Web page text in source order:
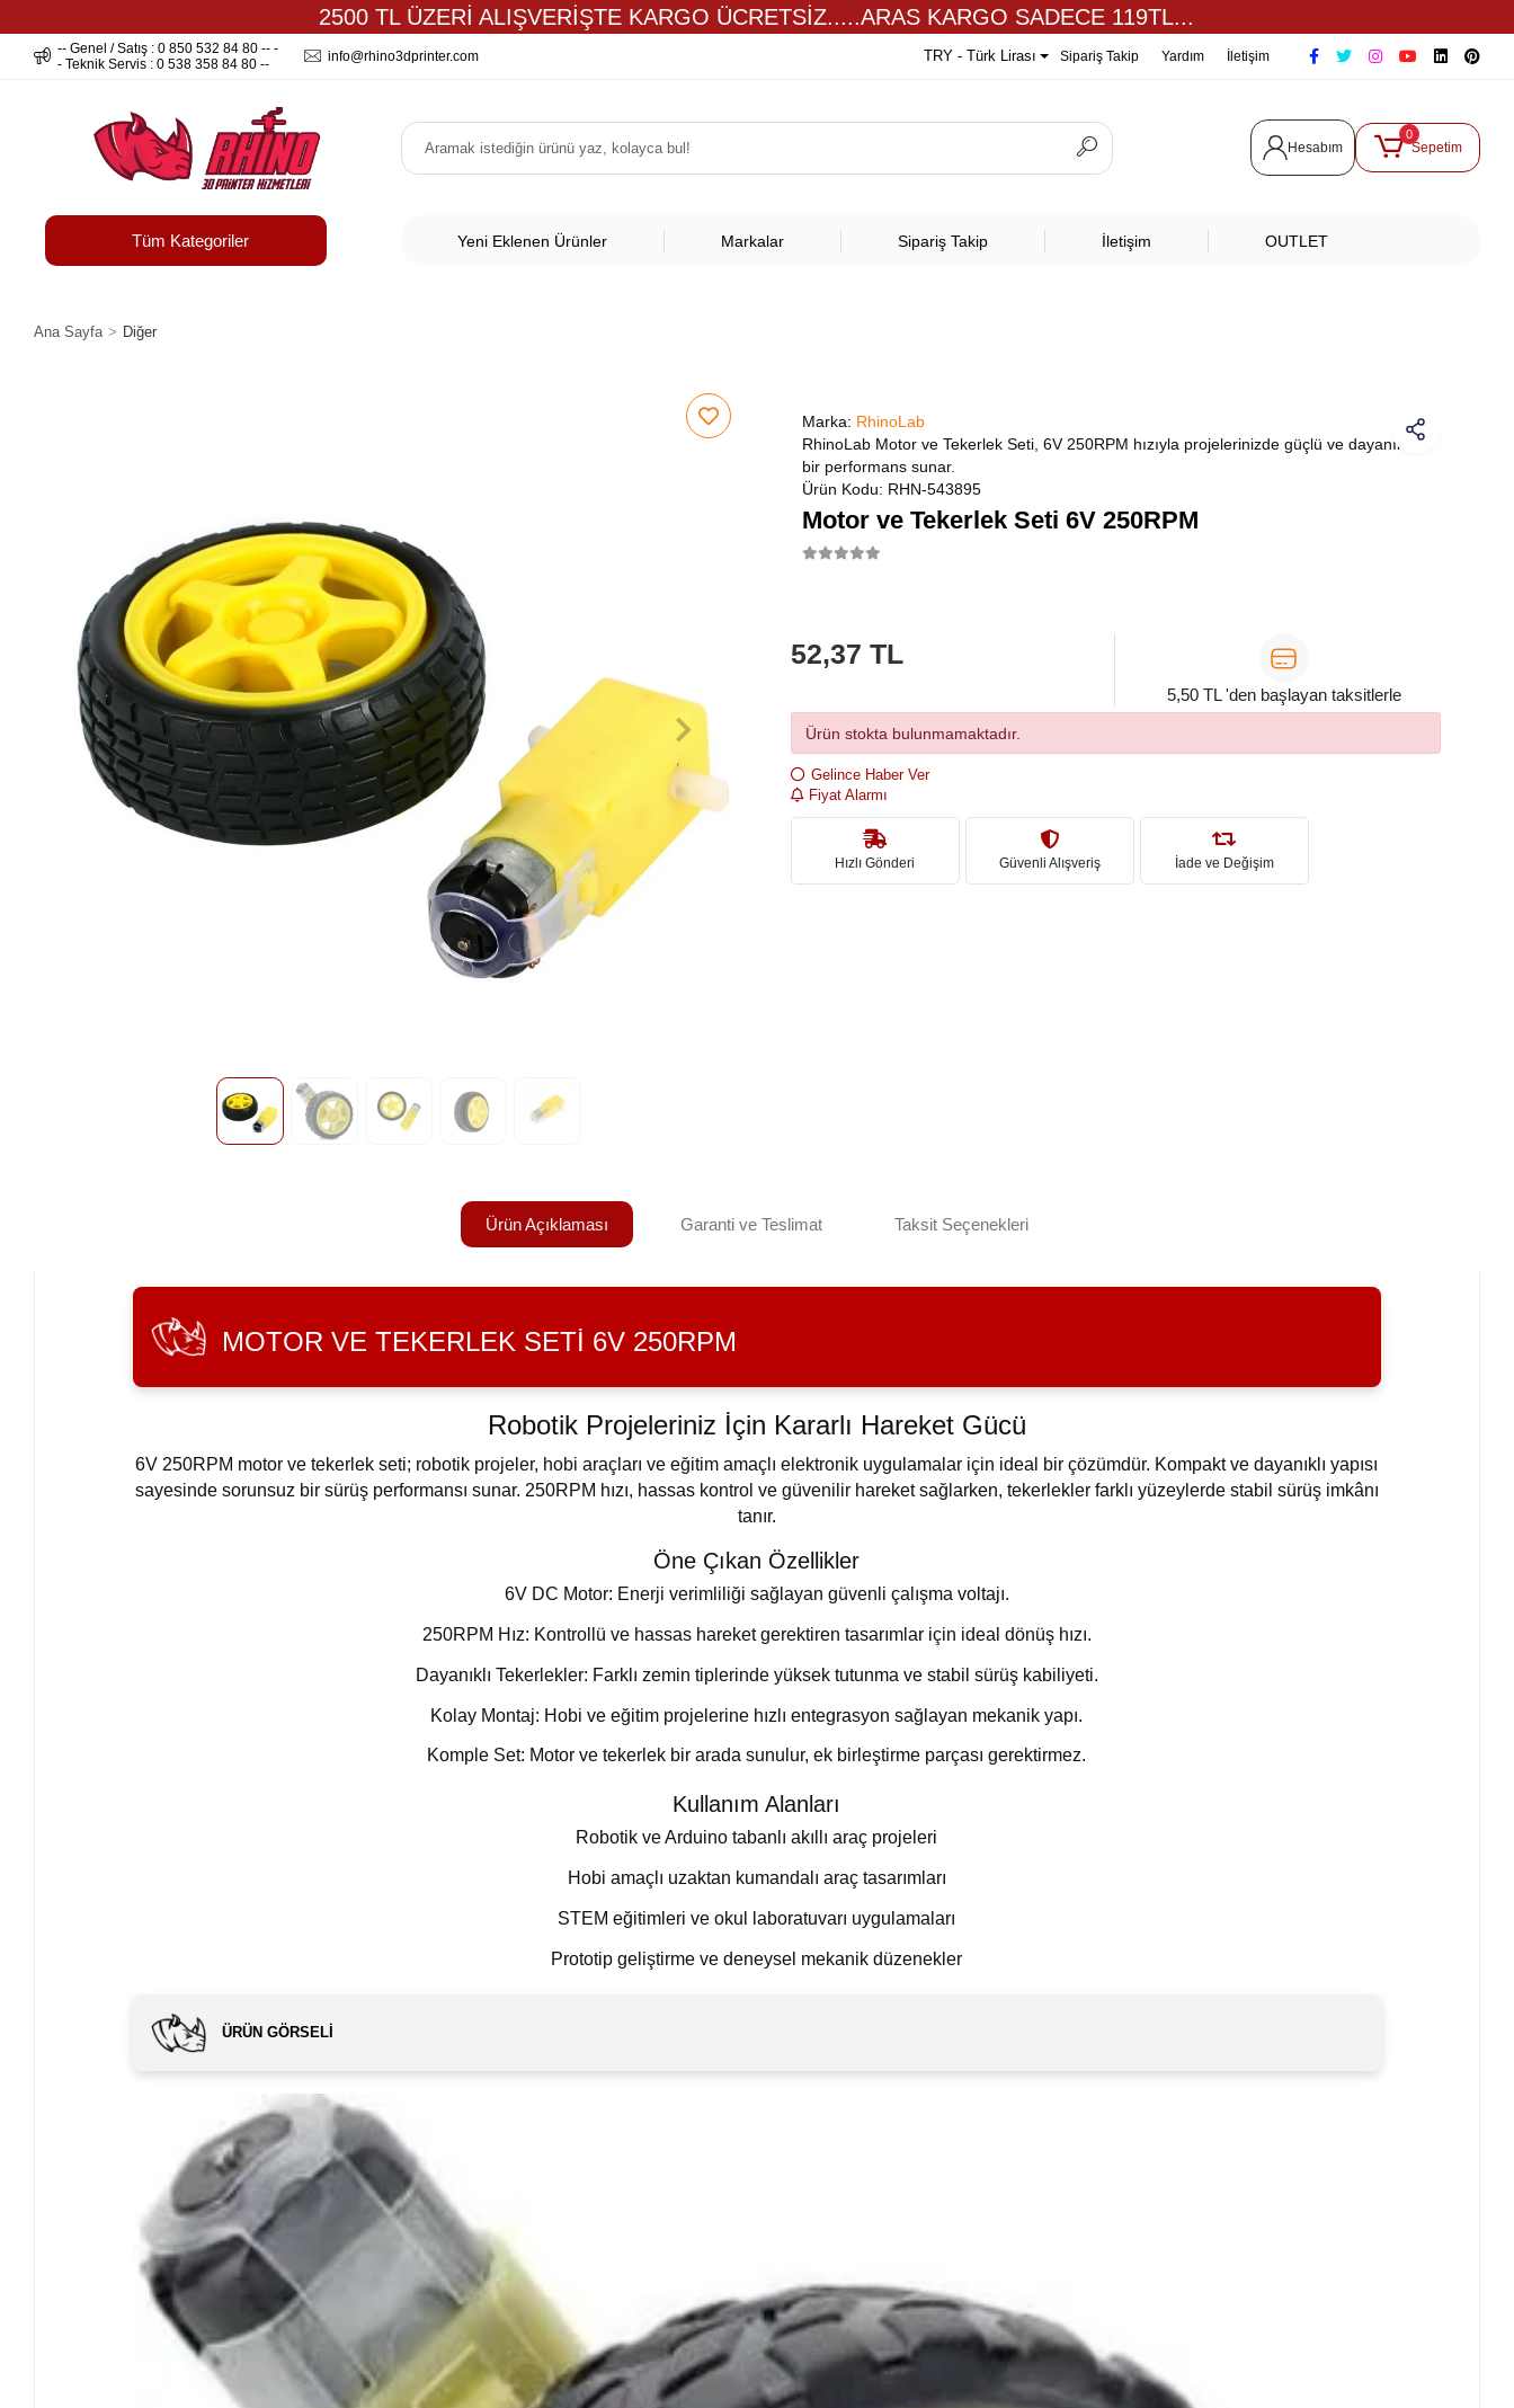
2500 TL ÜZERİ ALIŞVERİŞTE KARGO ÜCRETSİZ.....ARAS KARGO SADECE 119TL...
-- Genel / Satış : 0 850 532 84 80 -- -
- Teknik Servis : 0 538 358 84 80 --
info@rhino3dprinter.com TRY - Türk Lirası Sipariş Takip Yardım İletişim
Hesabım
0
Sepetim
Tüm Kategoriler Yeni Eklenen Ürünler Markalar Sipariş Takip İletişim OUTLET
Ana Sayfa Diğer
Marka: RhinoLab
RhinoLab Motor ve Tekerlek Seti, 6V 250RPM hızıyla projelerinizde güçlü ve dayanıklı
bir performans sunar.
Ürün Kodu: RHN-543895
Motor ve Tekerlek Seti 6V 250RPM
52,37 TL
5,50 TL 'den başlayan taksitlerle
Ürün stokta bulunmamaktadır.
Gelince Haber Ver
Fiyat Alarmı
Hızlı Gönderi Güvenli Alışveriş İade ve Değişim
Ürün Açıklaması Garanti ve Teslimat Taksit Seçenekleri
MOTOR VE TEKERLEK SETI 6V 250RPM
Robotik Projeleriniz İçin Kararlı Hareket Gücü
6V 250RPM motor ve tekerlek seti; robotik projeler, hobi araçları ve eğitim amaçlı elektronik uygulamalar için ideal bir çözümdür. Kompakt ve dayanıklı yapısı
sayesinde sorunsuz bir sürüş performansı sunar. 250RPM hızı, hassas kontrol ve güvenilir hareket sağlarken, tekerlekler farklı yüzeylerde stabil sürüş imkânı
tanır.
Öne Çıkan Özellikler
6V DC Motor: Enerji verimliliği sağlayan güvenli çalışma voltajı.
250RPM Hız: Kontrollü ve hassas hareket gerektiren tasarımlar için ideal dönüş hızı.
Dayanıklı Tekerlekler: Farklı zemin tiplerinde yüksek tutunma ve stabil sürüş kabiliyeti.
Kolay Montaj: Hobi ve eğitim projelerine hızlı entegrasyon sağlayan mekanik yapı.
Komple Set: Motor ve tekerlek bir arada sunulur, ek birleştirme parçası gerektirmez.
Kullanım Alanları
Robotik ve Arduino tabanlı akıllı araç projeleri
Hobi amaçlı uzaktan kumandalı araç tasarımları
STEM eğitimleri ve okul laboratuvarı uygulamaları
Prototip geliştirme ve deneysel mekanik düzenekler
ÜRÜN GÖRSELI